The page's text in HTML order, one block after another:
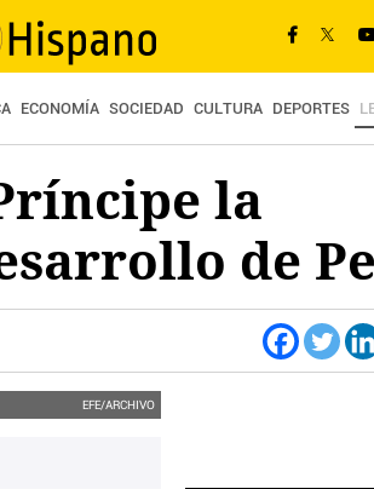
ECONOMÍA SOCIEDAD CULTURA DEPORTES
la
de
EFE/ARCHIVO